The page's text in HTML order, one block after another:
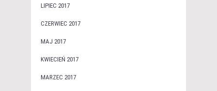
LIPIEC 2017
CZERWIEC 2017
MAJ 2017
KWIECIEŃ 2017
MARZEC 2017